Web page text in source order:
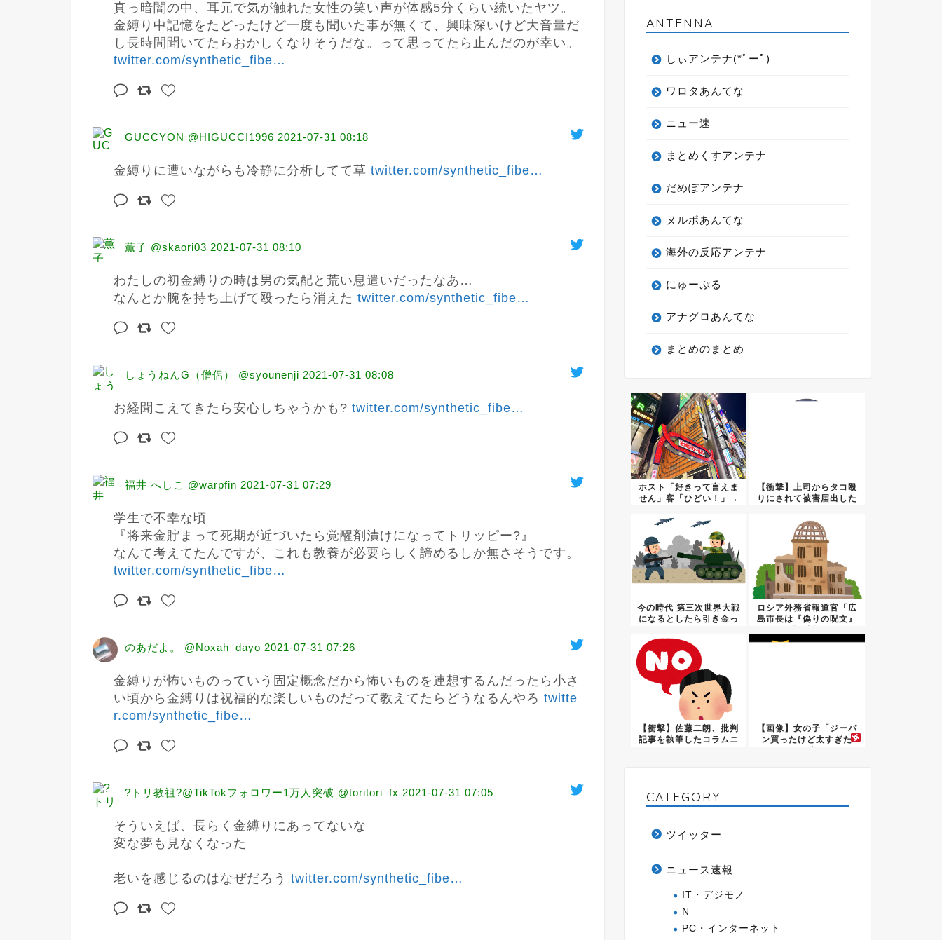
真っ暗闇の中、耳元で気が触れた女性の笑い声が体感5分くらい続いたヤツ。
金縛り中記憶をたどったけど一度も聞いた事が無くて、興味深いけど大音量だ
twitter.com/synthetic_fibe…
GUCCYON @HIGUCCI1996 2021-07-31 08:18
金縛りに遭いながらも冷静に分析してて草 twitter.com/synthetic_fibe…
薫子 @skaori03 2021-07-31 08:10
わたしの初金縛りの時は男の気配と荒い息遣いだったなあ…
なんとか腕を持ち上げて殴ったら消えた twitter.com/synthetic_fibe…
しょうねんG（僧侶） @syounenji 2021-07-31 08:08
お経聞こえてきたら安心しちゃうかも? twitter.com/synthetic_fibe…
福井 へしこ @warpfin 2021-07-31 07:29
学生で不幸な頃
『将来金貯まって死期が近づいたら覚醒剤漬けになってトリッピー?』
twitter.com/synthetic_fibe…
のあだよ。 @Noxah_dayo 2021-07-31 07:26
金縛りが怖いものっていう固定概念だから怖いものを連想するんだったら小さ
い頃から金縛りは祝福的な楽しいものだって教えてたらどうなるんやろ twitte
r.com/synthetic_fibe…
?トリ教祖?@TikTokフォロワー1万人突破 @toritori_fx 2021-07-31 07:05
そういえば、長らく金縛りにあってないな
変な夢も見なくなった
老いを感じるのはなぜだろう twitter.com/synthetic_fibe…
ANTENNA
しぃアンテナ(*ﾟーﾟ)
ワロタあんてな
ニュー速
まとめくすアンテナ
だめぽアンテナ
ヌルポあんてな
海外の反応アンテナ
にゅーぷる
アナグロあんてな
まとめのまとめ
ホスト「好きって言えま
せん」客「ひどい！」→
【衝撃】上司からタコ殴
りにされて被害届出した
今の時代 第三次世界大戦
になるとしたら引き金っ
ロシア外務省報道官「広
島市長は『偽りの呪文』
【衝撃】佐藤二朗、批判
記事を執筆したコラムニ
【画像】女の子「ジーパ
ン買ったけど太すぎた
CATEGORY
ツイッター
ニュース速報
IT・デジモノ
N
PC・インターネット